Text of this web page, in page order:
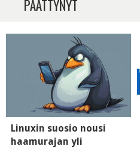
PÄÄTTYNYT
Linuxin suosio nousi
haamurajan yli